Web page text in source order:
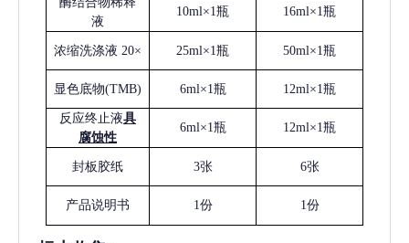
液
10ml×1瓶 16ml×1瓶
浓缩洗涤液 20× 25ml×1瓶 50ml×1瓶
显色底物(TMB) 6ml×1瓶 12ml×1瓶
反应终止液具
腐蚀性
6ml×1瓶 12ml×1瓶
封板胶纸 3张 6张
产品说明书 1份 1份